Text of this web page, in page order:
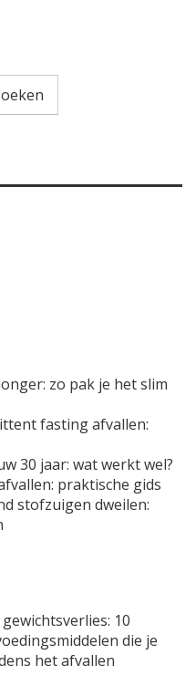
zo pak je het slim
fasting afvallen:
30 jaar: wat werkt wel?
praktische gids
stofzuigen dweilen:
10
die je
het afvallen